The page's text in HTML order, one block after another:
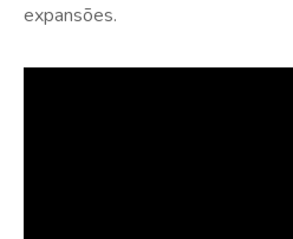
expansões.